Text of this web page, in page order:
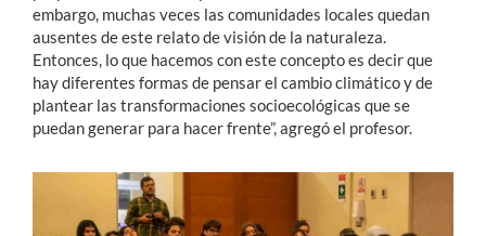
embargo, muchas veces las comunidades locales quedan
ausentes de este relato de visión de la naturaleza.
Entonces, lo que hacemos con este concepto es decir que
hay diferentes formas de pensar el cambio climático y de
plantear las transformaciones socioecológicas que se
puedan generar para hacer frente”, agregó el profesor.